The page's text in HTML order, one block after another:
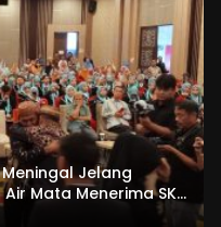
Meningal Jelang
Mata Menerima SKL